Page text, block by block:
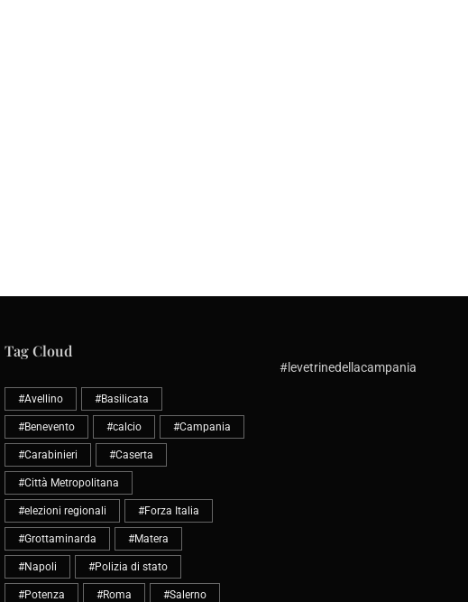
Tag Cloud
#Avellino #Basilicata
#Benevento #calcio #Campania
#Carabinieri #Caserta
#Città Metropolitana
#elezioni regionali #Forza Italia
#Grottaminarda #Matera
#Napoli #Polizia di stato
#Potenza #Roma #Salerno
#levetrinedellacampania